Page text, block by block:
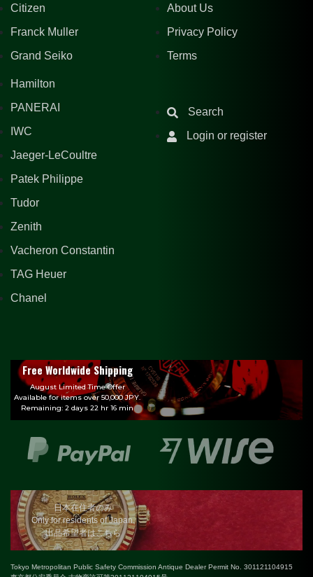
Citizen
Franck Muller
Grand Seiko
Hamilton
PANERAI
IWC
Jaeger-LeCoultre
Patek Philippe
Tudor
Zenith
Vacheron Constantin
TAG Heuer
Chanel
About Us
Privacy Policy
Terms
Search
Login or register
Free Worldwide Shipping
August Limited Time Offer
Available for items over 50,000 JPY.
Remaining: 2 days 22 hr 16 min
日本在住者のみ
Only for residents of Japan.
出品希望者はこちら
Tokyo Metropolitan Public Safety Commission Antique Dealer Permit No. 301121104915